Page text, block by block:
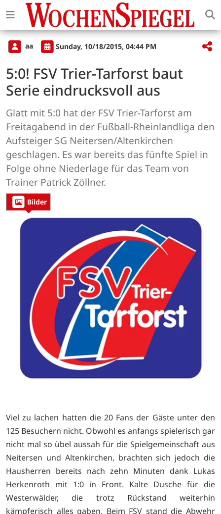
aa Sunday, 10/18/2015, 04:44 PM
5:0! FSV Trier-Tarforst baut
Serie eindrucksvoll aus
Glatt mit 5:0 hat der FSV Trier-Tarforst am
Freitagabend in der Fußball-Rheinlandliga den
Aufsteiger SG Neitersen/Altenkirchen
geschlagen. Es war bereits das fünfte Spiel in
Folge ohne Niederlage für das Team von
Trainer Patrick Zöllner.
Bilder
Viel zu lachen hatten die 20 Fans der Gäste unter den
125 Besuchern nicht. Obwohl es anfangs spielerisch gar
nicht mal so übel aussah für die Spielgemeinschaft aus
Neitersen und Altenkirchen, brachten sich jedoch die
Hausherren bereits nach zehn Minuten dank Lukas
Herkenroth mit 1:0 in Front. Kalte Dusche für die
Westerwälder, die trotz Rückstand weiterhin
kämpferisch alles gaben. Beim FSV stand die Abwehr